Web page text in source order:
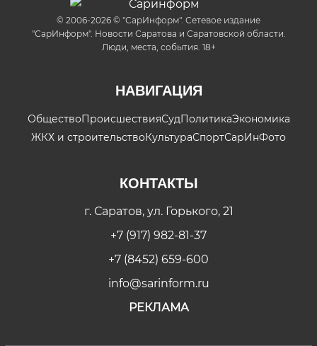
© 2006-2026 © "СарИнформ". Сетевое издание
"СарИнформ". Новости Саратова и Саратовской области.
Люди, места, события. 18+
НАВИГАЦИЯ
ОбществоПроисшествияСудПолитикаЭкономика
ЖКХ и строительствоКультураСпортСарИнФото
КОНТАКТЫ
г. Саратов, ул. Горького, 21
+7 (917) 982-81-37
+7 (8452) 659-600
info@sarinform.ru
РЕКЛАМА